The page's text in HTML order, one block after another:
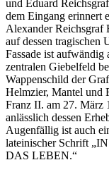
und Eduard
dem Eingang erinnert
Alexander Reichsgraf
auf dessen
Fassade ist aufwändig
zentralen Giebelfeld
Wappenschild der
Helmzier, Mantel und
Franz II. am 27. März
anlässlich dessen
Augenfällig ist auch
lateinischer Schrift
DAS LEBEN.“